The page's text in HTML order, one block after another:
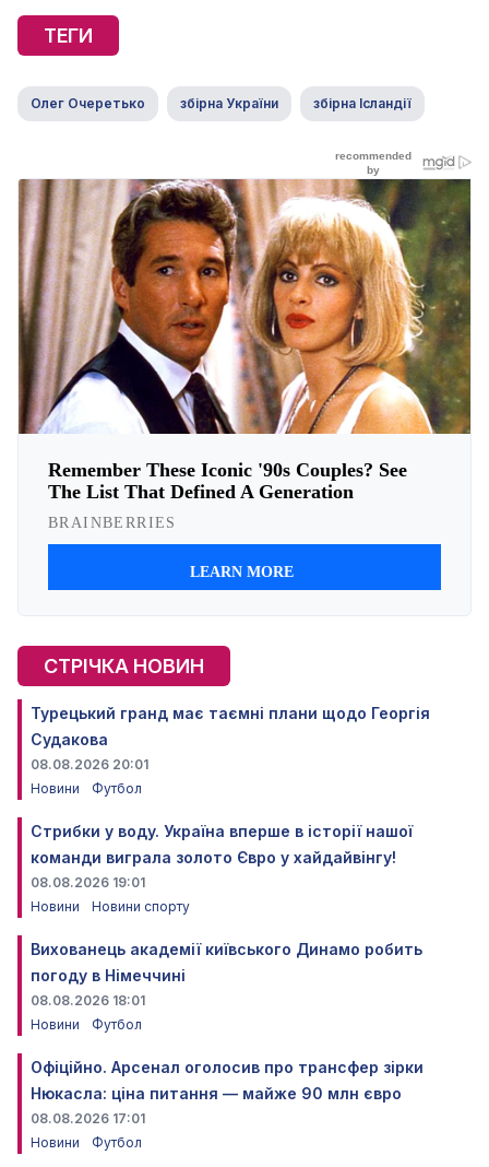
ТЕГИ
Олег Очеретько збірна України збірна Ісландії
СТРІЧКА НОВИН
Турецький гранд має таємні плани щодо Георгія
Судакова
08.08.2026 20:01
Новини
Футбол
Стрибки у воду. Україна вперше в історії нашої
команди виграла золото Євро у хайдайвінгу!
08.08.2026 19:01
Новини
Новини спорту
Вихованець академії київського Динамо робить
погоду в Німеччині
08.08.2026 18:01
Новини
Футбол
Офіційно. Арсенал оголосив про трансфер зірки
Нюкасла: ціна питання — майже 90 млн євро
08.08.2026 17:01
Новини
Футбол